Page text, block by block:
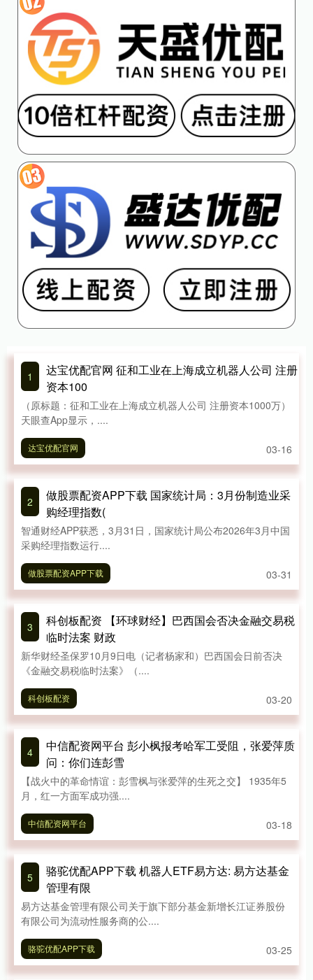
1
达宝优配官网 征和工业在上海成立机器人公司 注册
资本100
（原标题：征和工业在上海成立机器人公司 注册资本1000万）
天眼查App显示，....
达宝优配官网 03-16
2
做股票配资APP下载 国家统计局：3月份制造业采
购经理指数(
智通财经APP获悉，3月31日，国家统计局公布2026年3月中国
采购经理指数运行....
做股票配资APP下载 03-31
3
科创板配资 【环球财经】巴西国会否决金融交易税
临时法案 财政
新华财经圣保罗10月9日电（记者杨家和）巴西国会日前否决
《金融交易税临时法案》（....
科创板配资 03-20
4
中信配资网平台 彭小枫报考哈军工受阻，张爱萍质
问：你们连彭雪
【战火中的革命情谊：彭雪枫与张爱萍的生死之交】 1935年5
月，红一方面军成功强....
中信配资网平台 03-18
5
骆驼优配APP下载 机器人ETF易方达: 易方达基金
管理有限
易方达基金管理有限公司关于旗下部分基金新增长江证券股份
有限公司为流动性服务商的公....
骆驼优配APP下载 03-25